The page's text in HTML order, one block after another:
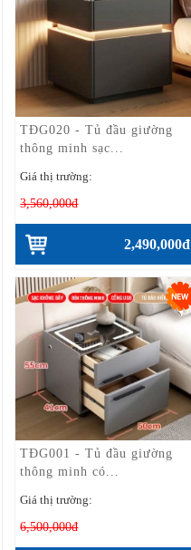
TĐG020 - Tủ đầu giường
thông minh sạc...
Giá thị trường:
3,560,000đ
2,490,000đ
TĐG001 - Tủ đầu giường
thông minh có...
Giá thị trường:
6,500,000đ